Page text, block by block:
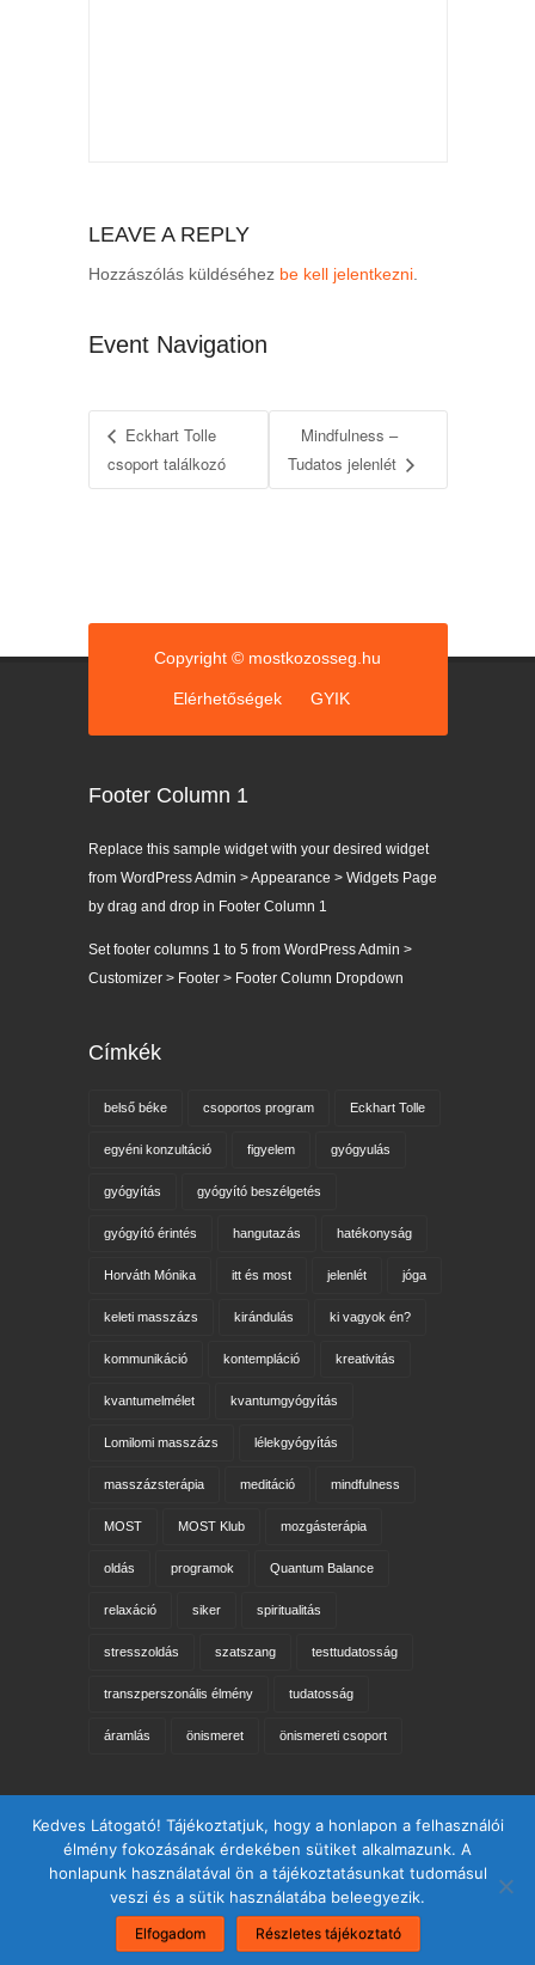
LEAVE A REPLY
Hozzászólás küldéséhez be kell jelentkezni.
Event Navigation
Eckhart Tolle
csoport találkozó
Mindfulness –
Tudatos jelenlét
Copyright © mostkozosseg.hu
Elérhetőségek GYIK
Footer Column 1
Replace this sample widget with your desired widget
from WordPress Admin > Appearance > Widgets Page
by drag and drop in Footer Column 1
Set footer columns 1 to 5 from WordPress Admin >
Customizer > Footer > Footer Column Dropdown
Címkék
belső béke csoportos program Eckhart Tolle
egyéni konzultáció figyelem gyógyulás
gyógyítás gyógyító beszélgetés
gyógyító érintés hangutazás hatékonyság
Horváth Mónika itt és most jelenlét jóga
keleti masszázs kirándulás ki vagyok én?
kommunikáció kontempláció kreativitás
kvantumelmélet kvantumgyógyítás
Lomilomi masszázs lélekgyógyítás
masszázsterápia meditáció mindfulness
MOST MOST Klub mozgásterápia
oldás programok Quantum Balance
relaxáció siker spiritualitás
stresszoldás szatszang testtudatosság
transzperszonális élmény tudatosság
áramlás önismeret önismereti csoport
Keresés az oldalon
Kedves Látogató! Tájékoztatjuk, hogy a honlapon a felhasználói
élmény fokozásának érdekében sütiket alkalmazunk. A
honlapunk használatával ön a tájékoztatásunkat tudomásul
veszi és a sütik használatába beleegyezik.
Elfogadom Részletes tájékoztató